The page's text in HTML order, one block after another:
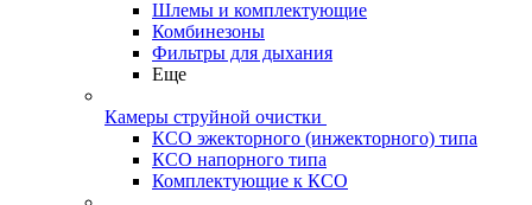
Шлемы и комплектующие
Комбинезоны
Фильтры для дыхания
Еще
Камеры струйной очистки
КСО эжекторного (инжекторного) типа
КСО напорного типа
Комплектующие к КСО